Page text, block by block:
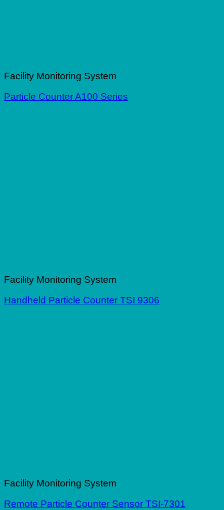
Facility Monitoring System
Particle Counter A100 Series
Facility Monitoring System
Handheld Particle Counter TSI 9306
Facility Monitoring System
Remote Particle Counter Sensor TSI-7301